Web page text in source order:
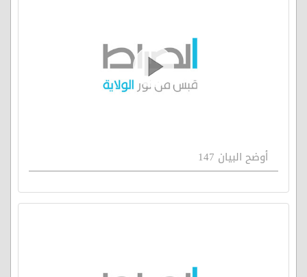
أوضح البيان 147